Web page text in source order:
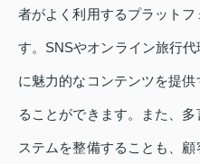
者がよく利用するプラット
す。SNSやオンライン旅行
に魅力的なコンテンツを提
ることができます。また、
ステムを整備することも、